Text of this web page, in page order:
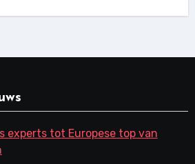
experts tot Europese top van